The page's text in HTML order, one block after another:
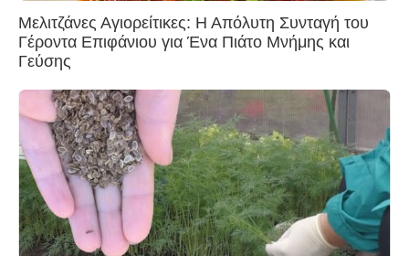
Μελιτζάνες Αγιορείτικες: Η Απόλυτη Συνταγή του
Γέροντα Επιφάνιου για Ένα Πιάτο Μνήμης και
Γεύσης